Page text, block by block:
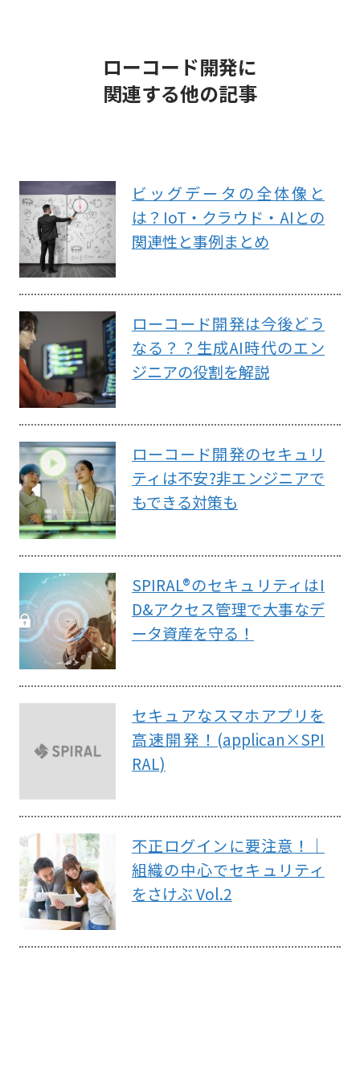
ローコード開発に
関連する他の記事
ビッグデータの全体像と
は？IoT・クラウド・AIとの
関連性と事例まとめ
ローコード開発は今後どう
なる？？生成AI時代のエン
ジニアの役割を解説
ローコード開発のセキュリ
ティは不安?非エンジニアで
もできる対策も
SPIRAL®のセキュリティはI
D&アクセス管理で大事なデ
ータ資産を守る！
セキュアなスマホアプリを
高速開発！(applican×SPI
RAL)
不正ログインに要注意！｜
組織の中心でセキュリティ
をさけぶ Vol.2